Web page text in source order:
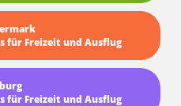
für Freizeit und Ausflug
für Freizeit und Ausflug